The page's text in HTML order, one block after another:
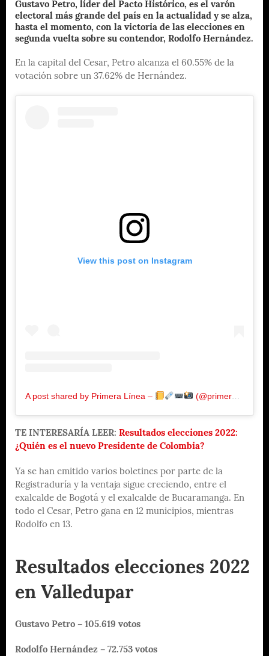
Gustavo Petro, líder del Pacto Histórico, es el varón
electoral más grande del país en la actualidad y se alza,
hasta el momento, con la victoria de las elecciones en
segunda vuelta sobre su contendor, Rodolfo Hernández.
En la capital del Cesar, Petro alcanza el 60.55% de la
votación sobre un 37.62% de Hernández.
View this post on Instagram
A post shared by Primera Línea – (@primeralinea.com.co)
TE INTERESARÍA LEER: Resultados elecciones 2022:
¿Quién es el nuevo Presidente de Colombia?
Ya se han emitido varios boletines por parte de la
Registraduría y la ventaja sigue creciendo, entre el
exalcalde de Bogotá y el exalcalde de Bucaramanga. En
todo el Cesar, Petro gana en 12 municipios, mientras
Rodolfo en 13.
Resultados elecciones 2022
en Valledupar
Gustavo Petro – 105.619 votos
Rodolfo Hernández – 72.753 votos